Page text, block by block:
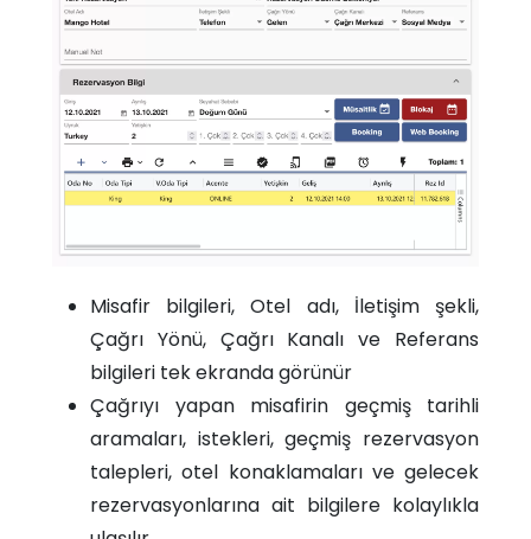
Misafir bilgileri, Otel adı, İletişim şekli,
Çağrı Yönü, Çağrı Kanalı ve Referans
bilgileri tek ekranda görünür
Çağrıyı yapan misafirin geçmiş tarihli
aramaları, istekleri, geçmiş rezervasyon
talepleri, otel konaklamaları ve gelecek
rezervasyonlarına ait bilgilere kolaylıkla